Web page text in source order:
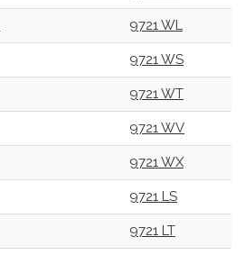
9721 WL
9721 WS
9721 WT
9721 WV
9721 WX
9721 LS
9721 LT